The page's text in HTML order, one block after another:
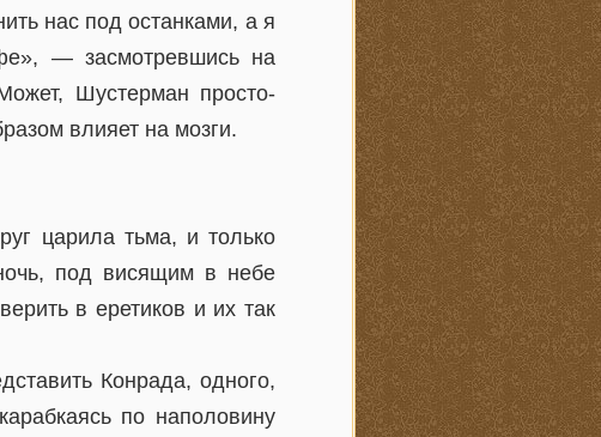
нас под останками, а я
— засмотревшись на
Шустерман просто-
влияет на мозги.
царила тьма, и только
под висящим в небе
в еретиков и их так
Конрада, одного,
по наполовину